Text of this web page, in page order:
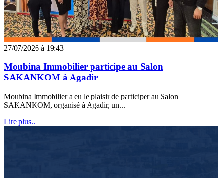
27/07/2026 à 19:43
Moubina Immobilier participe au Salon
SAKANKOM à Agadir
Moubina Immobilier a eu le plaisir de participer au Salon
SAKANKOM, organisé à Agadir, un...
Lire plus...